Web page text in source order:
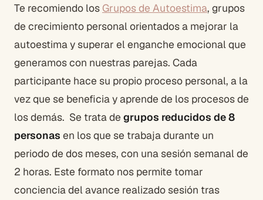
Te recomiendo los Grupos de Autoestima, grupos
de crecimiento personal orientados a mejorar la
autoestima y superar el enganche emocional que
generamos con nuestras parejas. Cada
participante hace su propio proceso personal, a la
vez que se beneficia y aprende de los procesos de
los demás. Se trata de grupos reducidos de 8
personas en los que se trabaja durante un
periodo de dos meses, con una sesión semanal de
2 horas. Este formato nos permite tomar
conciencia del avance realizado sesión tras